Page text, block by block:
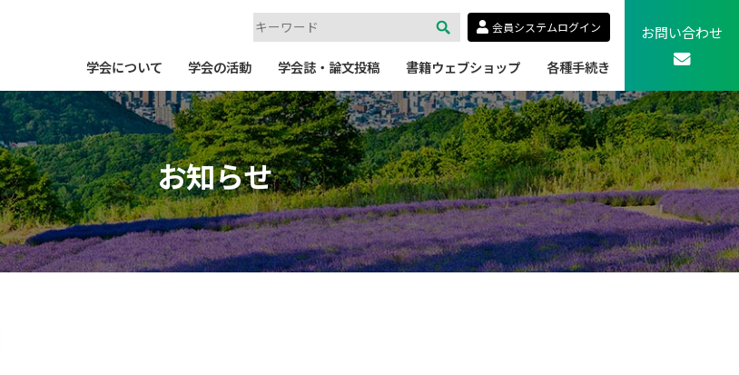
会員システムログイン
学会について 学会の活動 学会誌・論文投稿 書籍ウェブショップ 各種手続き
お問い合わせ
お知らせ